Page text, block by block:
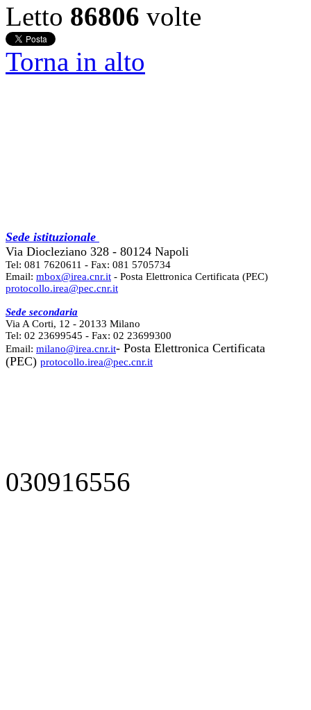
Letto 86806 volte
Torna in alto
Sede istituzionale
Via Diocleziano 328 - 80124 Napoli
Tel: 081 7620611 - Fax: 081 5705734
Email: mbox@irea.cnr.it - Posta Elettronica Certificata (PEC)
protocollo.irea@pec.cnr.it
Sede secondaria
Via A Corti, 12 - 20133 Milano
Tel: 02 23699545 - Fax: 02 23699300
Email: milano@irea.cnr.it- Posta Elettronica Certificata
(PEC) protocollo.irea@pec.cnr.it
030916556